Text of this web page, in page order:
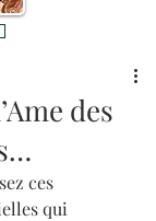
des
ces
qui